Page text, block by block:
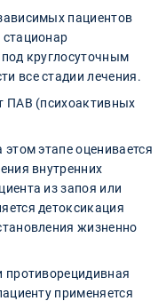
пациентов
круглосуточным
все стадии лечения.
ПАВ (психоактивных
этапе оценивается
внутренних
из запоя или
детоксикация
жизненно
противорецидивная
применяется